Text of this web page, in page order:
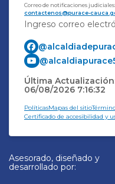
Correo de notificaciones judiciales:
contactenos@purace-
Ingreso correo
Última
06/08/2026 7:16:32
PolíticasMapas del sitio
Certificado de accesibilidad y
Asesorado, diseñado y
desarrollado por: